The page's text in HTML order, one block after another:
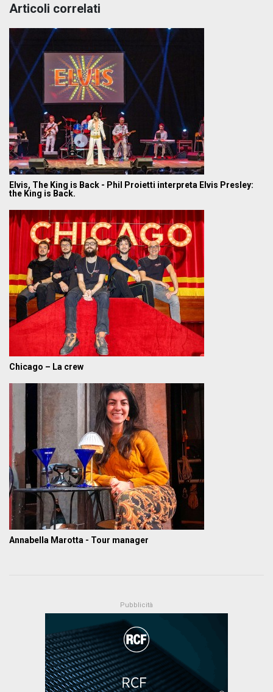
Articoli correlati
Elvis, The King is Back - Phil Proietti interpreta Elvis Presley:
the King is Back.
Chicago – La crew
Annabella Marotta - Tour manager